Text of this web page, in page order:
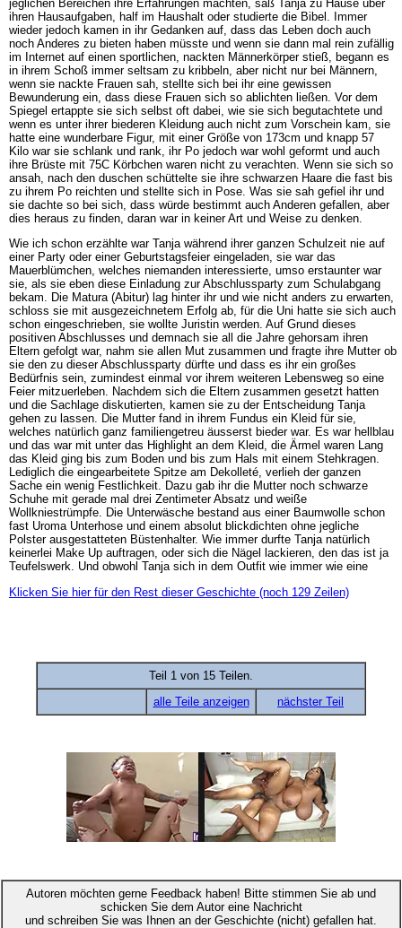
jeglichen Bereichen ihre Erfahrungen machten, saß Tanja zu Hause über
ihren Hausaufgaben, half im Haushalt oder studierte die Bibel. Immer
wieder jedoch kamen in ihr Gedanken auf, dass das Leben doch auch
noch Anderes zu bieten haben müsste und wenn sie dann mal rein zufällig
im Internet auf einen sportlichen, nackten Männerkörper stieß, begann es
in ihrem Schoß immer seltsam zu kribbeln, aber nicht nur bei Männern,
wenn sie nackte Frauen sah, stellte sich bei ihr eine gewissen
Bewunderung ein, dass diese Frauen sich so ablichten ließen. Vor dem
Spiegel ertappte sie sich selbst oft dabei, wie sie sich begutachtete und
wenn es unter ihrer biederen Kleidung auch nicht zum Vorschein kam, sie
hatte eine wunderbare Figur, mit einer Größe von 173cm und knapp 57
Kilo war sie schlank und rank, ihr Po jedoch war wohl geformt und auch
ihre Brüste mit 75C Körbchen waren nicht zu verachten. Wenn sie sich so
ansah, nach den duschen schüttelte sie ihre schwarzen Haare die fast bis
zu ihrem Po reichten und stellte sich in Pose. Was sie sah gefiel ihr und
sie dachte so bei sich, dass würde bestimmt auch Anderen gefallen, aber
dies heraus zu finden, daran war in keiner Art und Weise zu denken.
Wie ich schon erzählte war Tanja während ihrer ganzen Schulzeit nie auf
einer Party oder einer Geburtstagsfeier eingeladen, sie war das
Mauerblümchen, welches niemanden interessierte, umso erstaunter war
sie, als sie eben diese Einladung zur Abschlussparty zum Schulabgang
bekam. Die Matura (Abitur) lag hinter ihr und wie nicht anders zu erwarten,
schloss sie mit ausgezeichnetem Erfolg ab, für die Uni hatte sie sich auch
schon eingeschrieben, sie wollte Juristin werden. Auf Grund dieses
positiven Abschlusses und demnach sie all die Jahre gehorsam ihren
Eltern gefolgt war, nahm sie allen Mut zusammen und fragte ihre Mutter ob
sie den zu dieser Abschlussparty dürfte und dass es ihr ein großes
Bedürfnis sein, zumindest einmal vor ihrem weiteren Lebensweg so eine
Feier mitzuerleben. Nachdem sich die Eltern zusammen gesetzt hatten
und die Sachlage diskutierten, kamen sie zu der Entscheidung Tanja
gehen zu lassen. Die Mutter fand in ihrem Fundus ein Kleid für sie,
welches natürlich ganz familiengetreu äusserst bieder war. Es war hellblau
und das war mit unter das Highlight an dem Kleid, die Ärmel waren Lang
das Kleid ging bis zum Boden und bis zum Hals mit einem Stehkragen.
Lediglich die eingearbeitete Spitze am Dekolleté, verlieh der ganzen
Sache ein wenig Festlichkeit. Dazu gab ihr die Mutter noch schwarze
Schuhe mit gerade mal drei Zentimeter Absatz und weiße
Wollkniestrümpfe. Die Unterwäsche bestand aus einer Baumwolle schon
fast Uroma Unterhose und einem absolut blickdichten ohne jegliche
Polster ausgestatteten Büstenhalter. Wie immer durfte Tanja natürlich
keinerlei Make Up auftragen, oder sich die Nägel lackieren, den das ist ja
Teufelswerk. Und obwohl Tanja sich in dem Outfit wie immer wie eine
Klicken Sie hier für den Rest dieser Geschichte (noch 129 Zeilen)
Teil 1 von 15 Teilen.
alle Teile anzeigen
nächster Teil
Autoren möchten gerne Feedback haben! Bitte stimmen Sie ab und
schicken Sie dem Autor eine Nachricht
und schreiben Sie was Ihnen an der Geschichte (nicht) gefallen hat.